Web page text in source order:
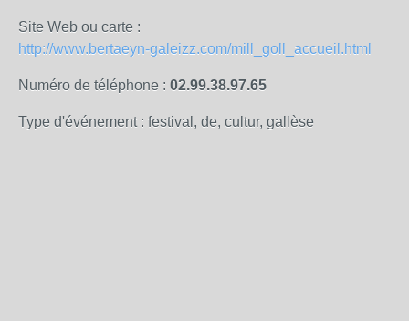
Site Web ou carte :
http://www.bertaeyn-galeizz.com/mill_goll_accueil.html
Numéro de téléphone : 02.99.38.97.65
Type d'événement : festival, de, cultur, gallèse